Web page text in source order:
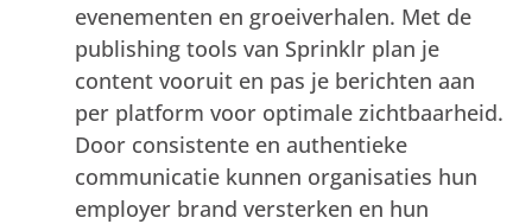
evenementen en groeiverhalen. Met de
publishing tools van Sprinklr plan je
content vooruit en pas je berichten aan
per platform voor optimale zichtbaarheid.
Door consistente en authentieke
communicatie kunnen organisaties hun
employer brand versterken en hun